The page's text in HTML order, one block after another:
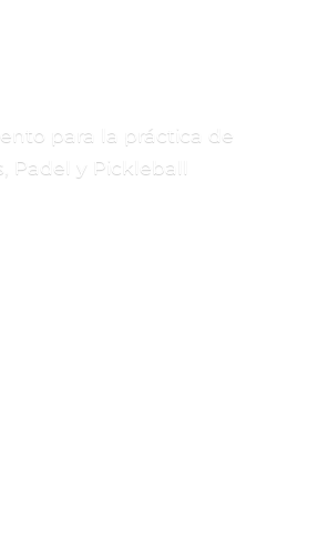
para la práctica de
Padel
y Pickleball